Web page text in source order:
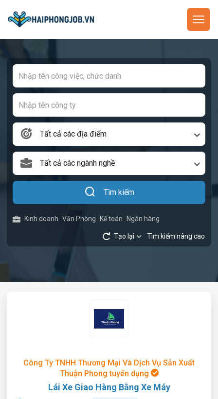
Tất cả các địa điểm
Tất cả các ngành nghề
Tìm kiếm
Kinh doanh Văn Phòng Kế toán Ngân hàng
Tạo lại Tìm kiếm nâng cao
Công Ty TNHH Thương Mại Và Dịch Vụ Sản Xuất
Thuận Phong tuyển dụng
Lái Xe Giao Hàng Bằng Xe Máy